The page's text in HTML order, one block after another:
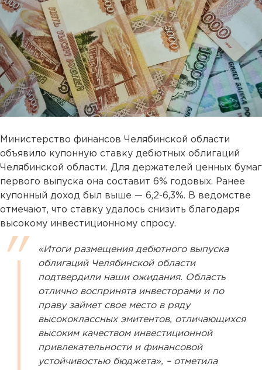
Министерство финансов Челябинской области
объявило купонную ставку дебютных облигаций
Челябинской области. Для держателей ценных бумаг
первого выпуска она составит 6% годовых. Ранее
купонный доход был выше — 6,2-6,3%. В ведомстве
отмечают, что ставку удалось снизить благодаря
высокому инвестиционному спросу.
«Итоги размещения дебютного выпуска
облигаций Челябинской области
подтвердили наши ожидания. Область
отлично воспринята инвесторами и по
праву займет свое место в ряду
высококлассных эмитентов, отличающихся
высоким качеством инвестиционной
привлекательности и финансовой
устойчивостью бюджета», – отметила